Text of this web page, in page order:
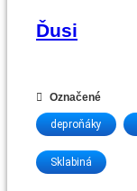
Ďusi
Označené
deproňáky
Sklabiná